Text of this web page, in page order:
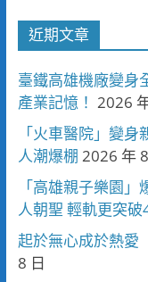
近期文章
臺鐵高雄機廠變身
產業記憶！ 2026
「火車醫院」變
人潮爆棚 2026 年
「高雄親子樂園
人朝聖 輕軌更突
起於無心成於熱
8 日